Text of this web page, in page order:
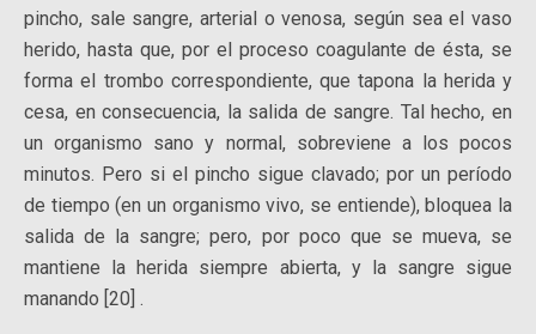
pincho, sale sangre, arterial o venosa, según sea el vaso
herido, hasta que, por el proceso coagulante de ésta, se
forma el trombo correspondiente, que tapona la herida y
cesa, en consecuencia, la salida de sangre. Tal hecho, en
un organismo sano y normal, sobreviene a los pocos
minutos. Pero si el pincho sigue clavado; por un período
de tiempo (en un organismo vivo, se entiende), bloquea la
salida de la sangre; pero, por poco que se mueva, se
mantiene la herida siempre abierta, y la sangre sigue
manando [20] .